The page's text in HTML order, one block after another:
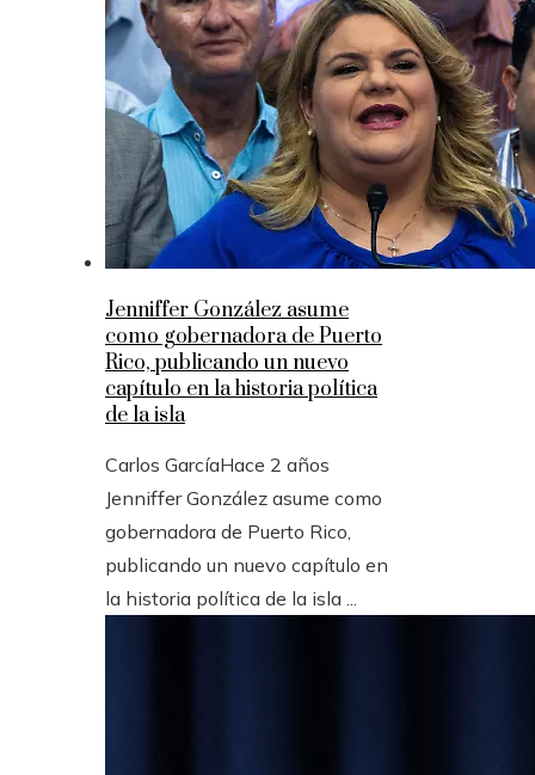
Jenniffer González asume
como gobernadora de Puerto
Rico, publicando un nuevo
capítulo en la historia política
de la isla
Carlos GarcíaHace 2 años
Jenniffer González asume como
gobernadora de Puerto Rico,
publicando un nuevo capítulo en
la historia política de la isla ...